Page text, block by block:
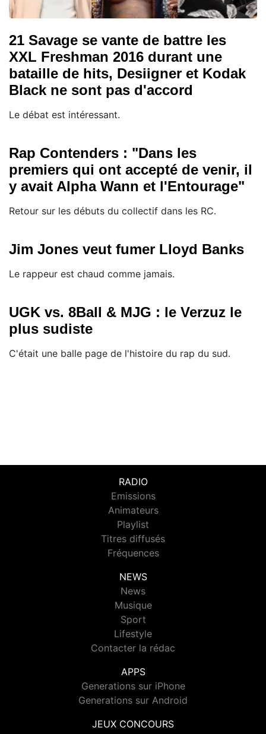
21 Savage se vante de battre les
XXL Freshman 2016 durant une
bataille de hits, Desiigner et Kodak
Black ne sont pas d'accord
Le débat est intéressant.
Rap Contenders : "Dans les
premiers qui ont accepté de venir, il
y avait Alpha Wann et l'Entourage"
Retour sur les débuts du collectif dans les RC.
Jim Jones veut fumer Lloyd Banks
Le rappeur est chaud comme jamais.
UGK vs. 8Ball & MJG : le Verzuz le
plus sudiste
C'était une balle page de l'histoire du rap du sud.
RADIO
Emissions
Animateurs
Playlist
Titres diffusés
Fréquences
NEWS
News
Musique
Sport
Lifestyle
Contacter la rédac
APPS
Generations sur iPhone
Generations sur Android
JEUX CONCOURS